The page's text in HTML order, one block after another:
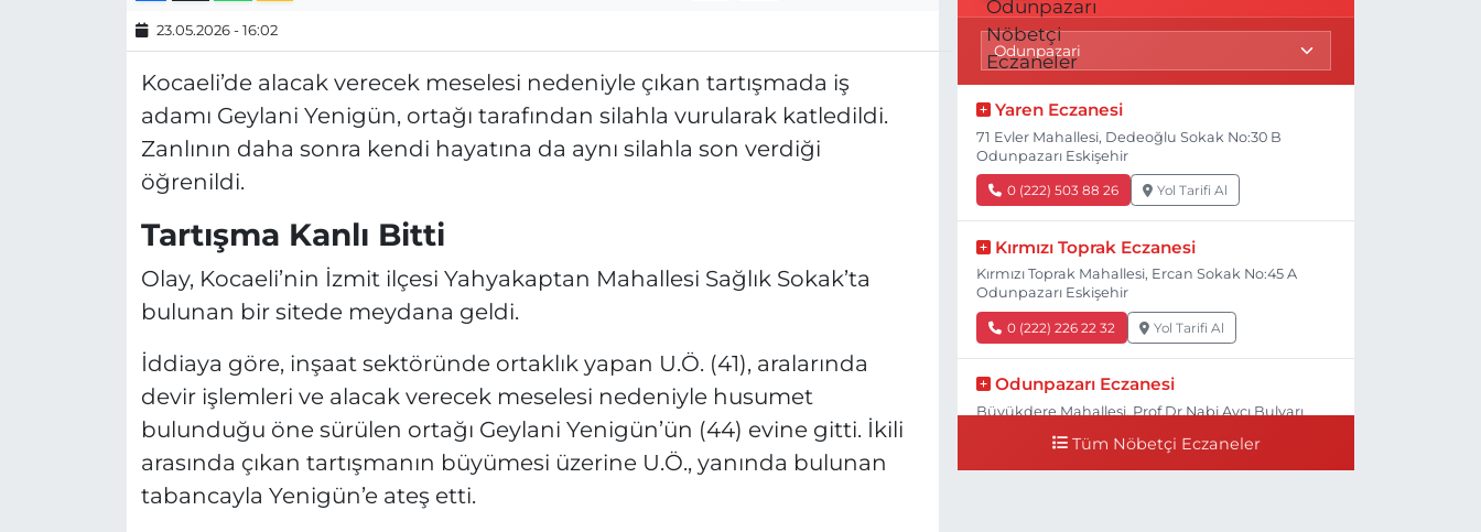
23.05.2026 - 16:02
Kocaeli’de alacak verecek meselesi nedeniyle çıkan tartışmada iş
adamı Geylani Yenigün, ortağı tarafından silahla vurularak katledildi.
Zanlının daha sonra kendi hayatına da aynı silahla son verdiği
öğrenildi.
Tartışma Kanlı Bitti
Olay, Kocaeli’nin İzmit ilçesi Yahyakaptan Mahallesi Sağlık Sokak’ta
bulunan bir sitede meydana geldi.
İddiaya göre, inşaat sektöründe ortaklık yapan U.Ö. (41), aralarında
devir işlemleri ve alacak verecek meselesi nedeniyle husumet
bulunduğu öne sürülen ortağı Geylani Yenigün’ün (44) evine gitti. İkili
arasında çıkan tartışmanın büyümesi üzerine U.Ö., yanında bulunan
tabancayla Yenigün’e ateş etti.
Yaren Eczanesi
71 Evler Mahallesi, Dedeoğlu Sokak No:30 B
Odunpazarı Eskişehir
0 (222) 503 88 26 Yol Tarifi Al
Kırmızı Toprak Eczanesi
Kırmızı Toprak Mahallesi, Ercan Sokak No:45 A
Odunpazarı Eskişehir
0 (222) 226 22 32 Yol Tarifi Al
Odunpazarı Eczanesi
Büyükdere Mahallesi, Prof.Dr.Nabi Avcı Bulvarı
Tüm Nöbetçi Eczaneler